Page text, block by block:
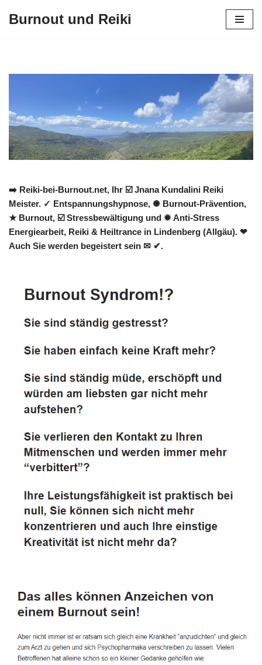
Burnout und Reiki
➡️ Reiki-bei-Burnout.net, Ihr ☑️ Jnana Kundalini Reiki
Meister. ✓ Entspannungshypnose, ✺ Burnout-Prävention,
★ Burnout, ☑️ Stressbewältigung und ✹ Anti-Stress
Energiearbeit, Reiki & Heiltrance in Lindenberg (Allgäu). ❤
Auch Sie werden begeistert sein ✉ ✔.